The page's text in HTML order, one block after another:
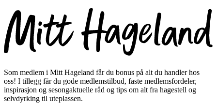
Som medlem i Mitt Hageland får du bonus på alt du handler hos
oss! I tillegg får du gode medlemstilbud, faste medlemsfordeler,
inspirasjon og sesongaktuelle råd og tips om alt fra hagestell og
selvdyrking til uteplassen.